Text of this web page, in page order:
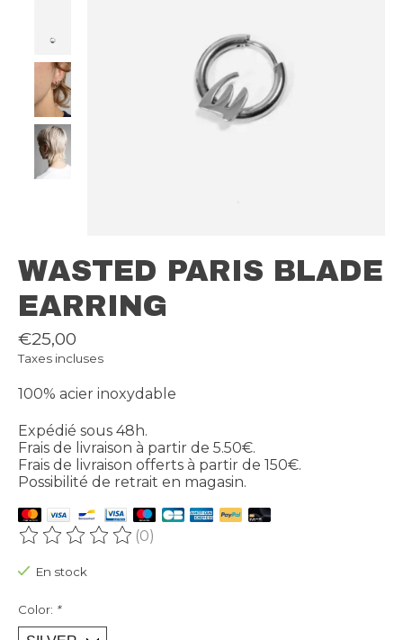
WASTED PARIS BLADE
EARRING
€25,00
Taxes incluses
100% acier inoxydable
Expédié sous 48h.
Frais de livraison à partir de 5.50€.
Frais de livraison offerts à partir de 150€.
Possibilité de retrait en magasin.
Ce produit est évalué à
(0)
En stock
Color: *